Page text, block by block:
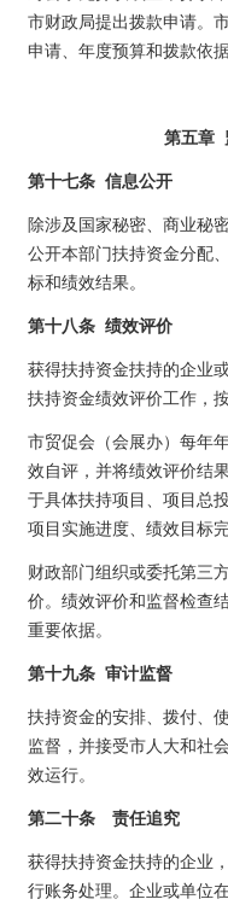
市财政局提出拨款申请。
申请、年度预算和拨款依
第五章
第十七条 信息公开
除涉及国家秘密、商业秘
公开本部门扶持资金分配
标和绩效结果。
第十八条 绩效评价
获得扶持资金扶持的企业
扶持资金绩效评价工作，
市贸促会（会展办）每年
效自评，并将绩效评价结
于具体扶持项目、项目总
项目实施进度、绩效目标
财政部门组织或委托第三
价。绩效评价和监督检查
重要依据。
第十九条 审计监督
扶持资金的安排、拨付、
监督，并接受市人大和社
效运行。
第二十条 责任追究
获得扶持资金扶持的企业
行账务处理。企业或单位